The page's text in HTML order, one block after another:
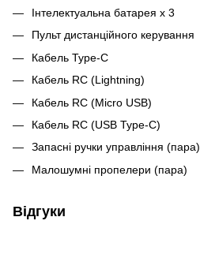
Інтелектуальна батарея х 3
Пульт дистанційного керування
Кабель Type-C
Кабель RC (Lightning)
Кабель RC (Micro USB)
Кабель RC (USB Type-C)
Запасні ручки управління (пара)
Малошумні пропелери (пара)
Відгуки